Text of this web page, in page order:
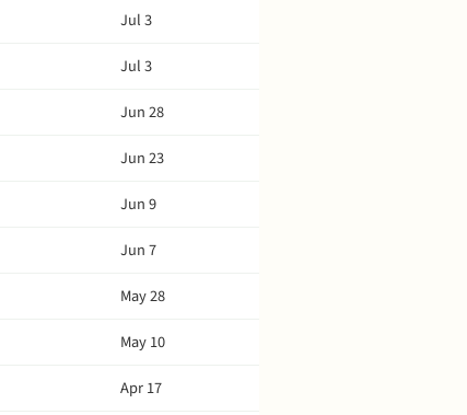
Jul 3
Jul 3
Jun 28
Jun 23
Jun 9
Jun 7
May 28
May 10
Apr 17